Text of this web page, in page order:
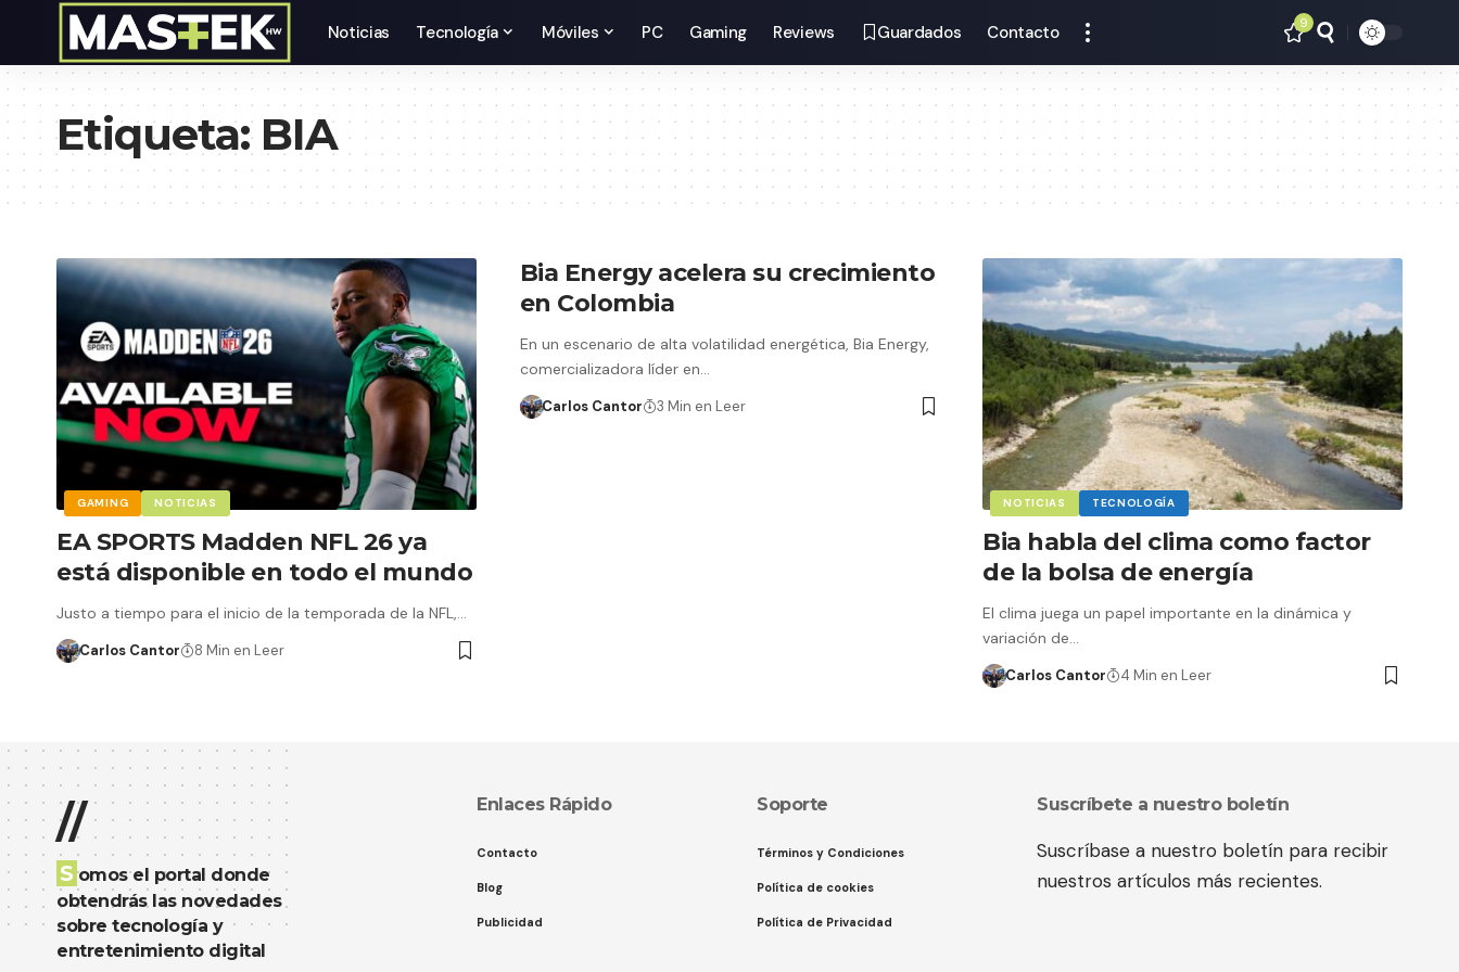
Noticias Tecnología Móviles PC Gaming Reviews Guardados Contacto 9
Etiqueta: BIA
GAMING NOTICIAS
EA SPORTS Madden NFL 26 ya
está disponible en todo el mundo
Justo a tiempo para el inicio de la temporada de la NFL,…
Carlos Cantor 8 Min en Leer
Bia Energy acelera su crecimiento
en Colombia
En un escenario de alta volatilidad energética, Bia Energy,
comercializadora líder en…
Carlos Cantor 3 Min en Leer
NOTICIAS TECNOLOGÍA
Bia habla del clima como factor
de la bolsa de energía
El clima juega un papel importante en la dinámica y
variación de…
Carlos Cantor 4 Min en Leer
//
S omos el portal donde
obtendrás las novedades
sobre tecnología y
entretenimiento digital
Enlaces Rápido
Contacto
Blog
Publicidad
Soporte
Términos y Condiciones
Política de cookies
Política de Privacidad
Suscríbete a nuestro boletín
Suscríbase a nuestro boletín para recibir
nuestros artículos más recientes.